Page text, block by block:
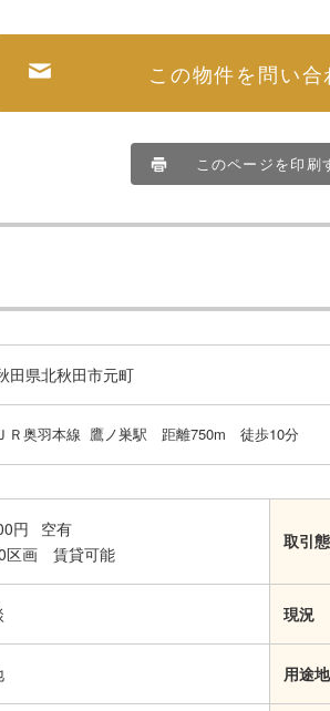
この物件を問い合
このページを印刷
田県北秋田市元町
ＪＲ奥羽本線 鷹ノ巣駅 距離750m 徒歩10分
円
空有
区画 賃貸可能
取引
現況
用途